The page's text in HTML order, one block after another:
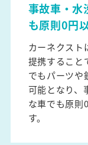
事故車・水
も原則0円
カーネクスト
提携すること
でもパーツや
可能となり、
な車でも原則
す。